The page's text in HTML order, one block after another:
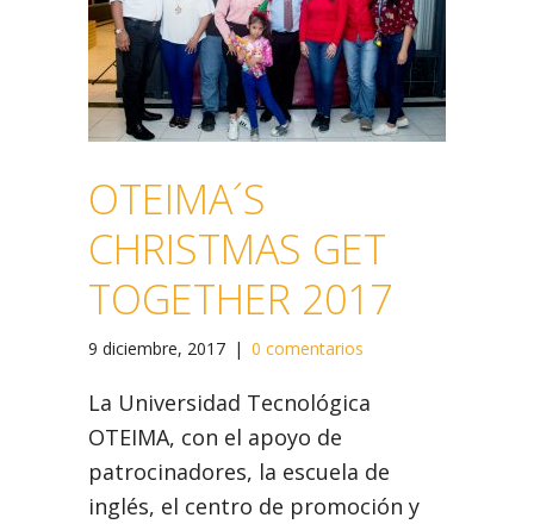
OTEIMA´S
CHRISTMAS GET
TOGETHER 2017
9 diciembre, 2017 | 0 comentarios
La Universidad Tecnológica
OTEIMA, con el apoyo de
patrocinadores, la escuela de
inglés, el centro de promoción y